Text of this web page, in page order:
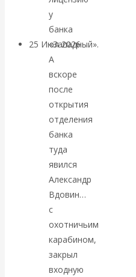
покинуть
25 Июл 2026Комментарии,
интервью и беседы
«Об этом
молчат»:
экономист
Валентин
Катасонов
считает, что
кризис в
у
банка
«Западный».
А
вскоре
после
открытия
отделения
банка
туда
явился
Александр
Вдовин…
с
охотничьим
карабином,
закрыл
входную